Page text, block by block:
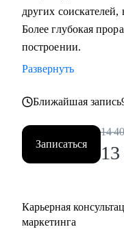
• Сформулировать
ее достижения
• Составить план
• Проведу аудит
сопроводительное
• Проведу репетицию
• Построить
оптимизировать
других
Более глубокая
построении.
Развернуть
Ближайшая запись
Записаться
14
13
Карьерная
маркетинга